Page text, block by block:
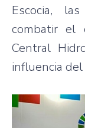
Escocia,
combatir el
Central
influencia